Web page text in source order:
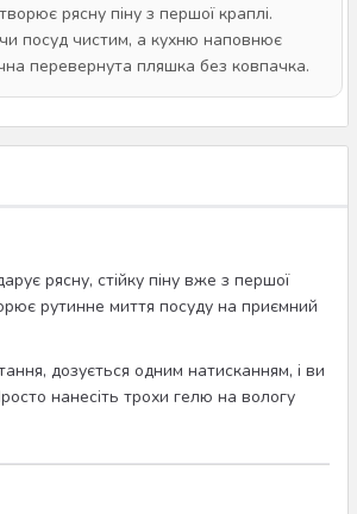
рясну піну з першої краплі.
посуд чистим, а кухню наповнює
перевернута пляшка без ковпачка.
рясну, стійку піну вже з першої
рутинне миття посуду на приємний
дозується одним натисканням, і ви
нанесіть трохи гелю на вологу